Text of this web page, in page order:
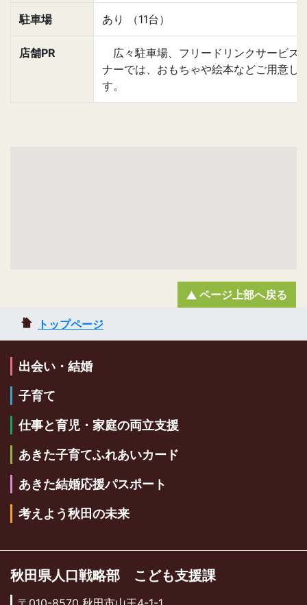
駐車場 あり （11台）
店舗PR
広々駐車場、フリードリンクサービ
ナーでは、おもちゃや絵本などご用意し
す。
トップページ
ページ上部へ戻る
出会い・結婚
子育て
仕事と育児・家庭の両立支援
あきた子育てふれあいカード
あきた結婚応援パスポート
考えよう秋田の未来
秋田県人口戦略部 こども支援課